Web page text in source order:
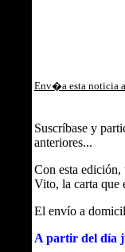
Env�a esta noticia
Suscríbase y
anteriores...
Con esta
Vito, la carta que
El envío a
A partir del día